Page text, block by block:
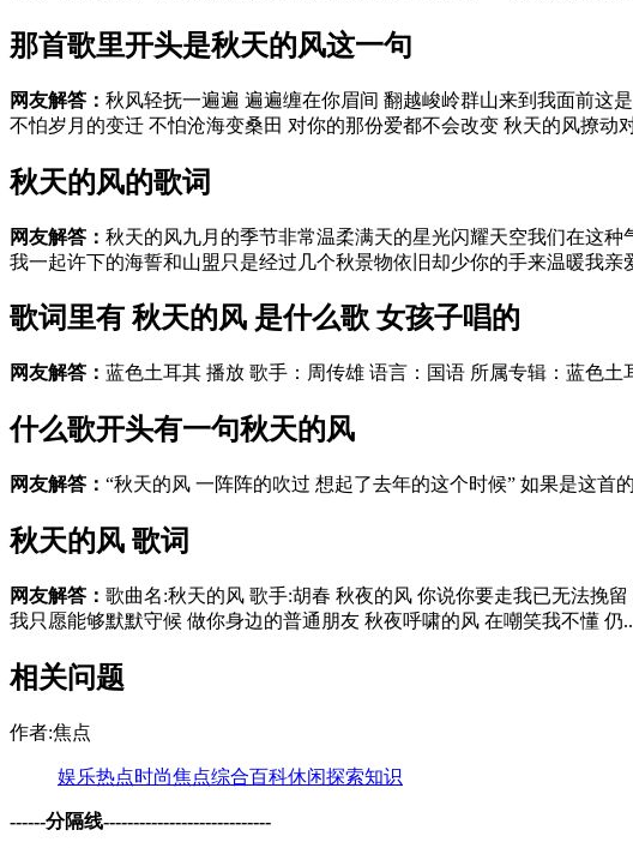
那首歌里开头是秋天的风这一句
网友解答： 秋风轻抚一遍遍 遍遍缠在你眉间 翻越峻岭群山来到我面前这
不怕岁月的变迁 不怕沧海变桑田 对你的那份爱都不会改变 秋天的风撩动
秋天的风的歌词
网友解答： 秋天的风九月的季节非常温柔满天的星光闪耀天空我们在这
我一起许下的海誓和山盟只是经过几个秋景物依旧却少你的手来温暖我亲
歌词里有 秋天的风 是什么歌 女孩子唱的
网友解答： 蓝色土耳其 播放 歌手：周传雄 语言：国语 所属专辑：蓝色土
什么歌开头有一句秋天的风
网友解答： “秋天的风 一阵阵的吹过 想起了去年的这个时候” 如果是这首
秋天的风 歌词
网友解答： 歌曲名:秋天的风 歌手:胡春 秋夜的风 你说你要走我已无法挽
我只愿能够默默守候 做你身边的普通朋友 秋夜呼啸的风 在嘲笑我不懂 仍
相关问题
作者:焦点
娱乐热点时尚焦点综合百科休闲探索知识
------分隔线----------------------------